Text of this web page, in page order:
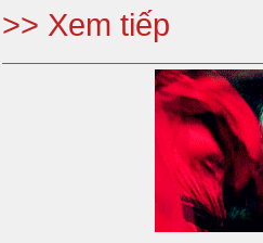
>> Xem tiếp